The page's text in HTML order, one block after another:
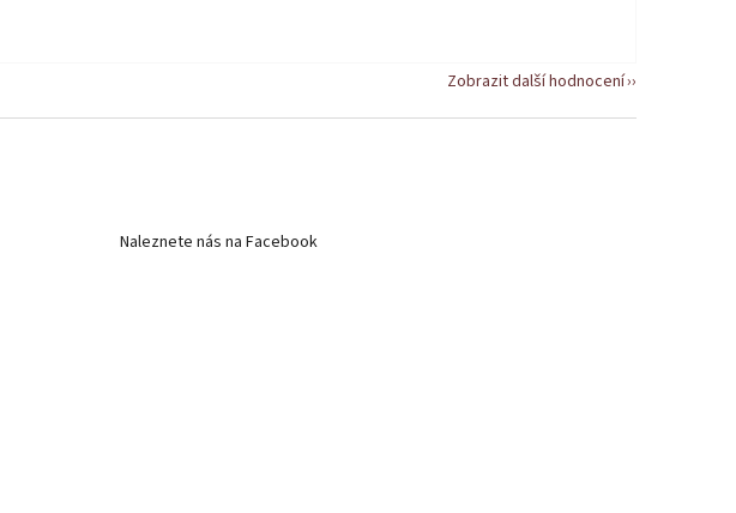
Zobrazit další hodnocení
Naleznete nás na Facebook